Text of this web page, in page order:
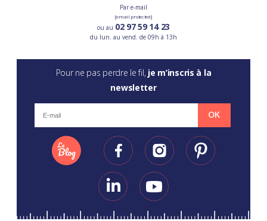
Par e-mail
[email protected]
ou au 02 97 59 14 23
du lun. au vend. de 09h à 13h
Pour ne pas perdre le fil, je m’inscris à la
newsletter
OK